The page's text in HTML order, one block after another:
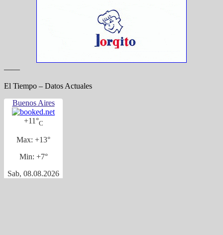
——
El Tiempo – Datos Actuales
Buenos Aires
+11°C
Max: +13°
Min: +7°
Sab, 08.08.2026